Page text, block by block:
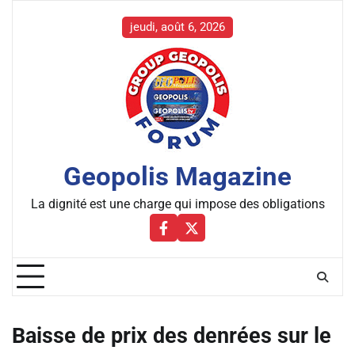
jeudi, août 6, 2026
Geopolis Magazine
La dignité est une charge qui impose des obligations
Facebbok
X
Baisse de prix des denrées sur le